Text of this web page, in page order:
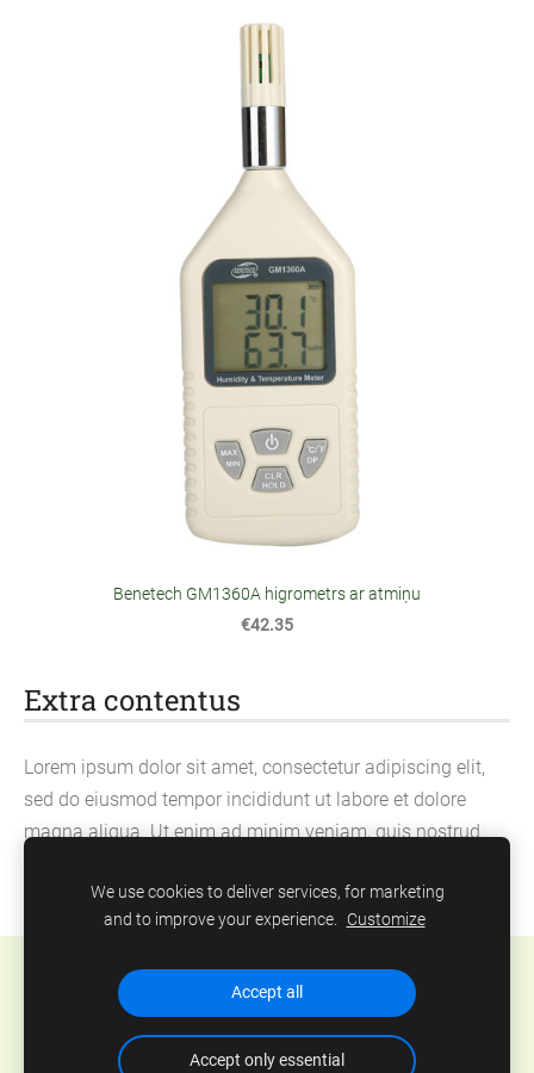
Extra contentus
Lorem ipsum dolor sit amet, consectetur adipiscing elit,
sed do eiusmod tempor incididunt ut labore et dolore
magna aliqua. Ut enim ad minim veniam, quis nostrud
commodo consequat.
Benetech GM1360A higrometrs ar atmiņu
€42.35
Cookies
We use cookies to deliver services, for marketing
and to improve your experience. Customize
Accept all
Accept only essential